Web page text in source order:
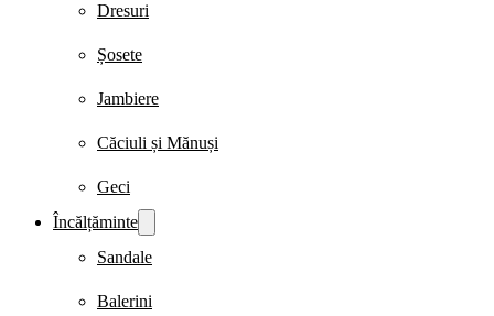
Dresuri
Șosete
Jambiere
Căciuli și Mănuși
Geci
Încălțăminte
Sandale
Balerini